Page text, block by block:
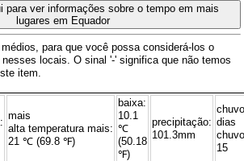
para ver informações sobre o tempo em mais
lugares em Equador
para que você possa considerá-los o
locais. O sinal '-' significa que não temos
item.
mais
alta temperatura mais:
21 ℃ (69.8 ℉)
baixa:
10.1
℃
(50.18
℉)
precipitação:
101.3mm
dias
15